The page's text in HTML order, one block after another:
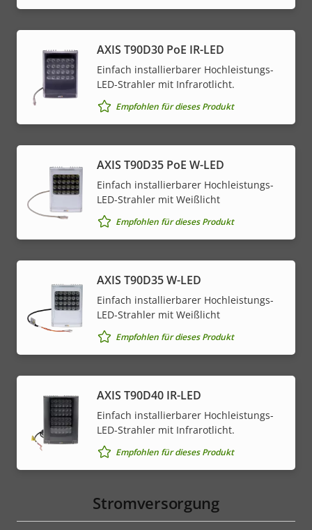
AXIS T90D30 PoE IR-LED
Einfach installierbarer Hochleistungs-
LED-Strahler mit Infrarotlicht.
Empfohlen für dieses Produkt
AXIS T90D35 PoE W-LED
Einfach installierbarer Hochleistungs-
LED-Strahler mit Weißlicht
Empfohlen für dieses Produkt
AXIS T90D35 W-LED
Einfach installierbarer Hochleistungs-
LED-Strahler mit Weißlicht
Empfohlen für dieses Produkt
AXIS T90D40 IR-LED
Einfach installierbarer Hochleistungs-
LED-Strahler mit Infrarotlicht.
Empfohlen für dieses Produkt
Stromversorgung